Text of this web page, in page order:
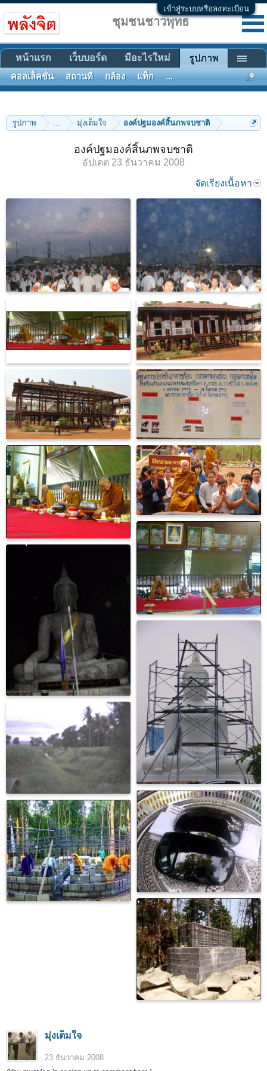
เข้าสู่ระบบหรือลงทะเบียน
รูปภาพ ... มุ่งเต็มใจ องค์ปฐมองค์สิ้นภพจบชาติ
องค์ปฐมองค์สิ้นภพจบชาติ
อัปเดต 23 ธันวาคม 2008
จัดเรียงเนื้อหา
มุ่งเต็มใจ
23 ธันวาคม 2008
ชุมชนชาวพุทธ
หน้าแรก เว็บบอร์ด มีอะไรใหม่ รูปภาพ
คอลเล็คชั่น สถานที่ กล้อง แท็ก ...